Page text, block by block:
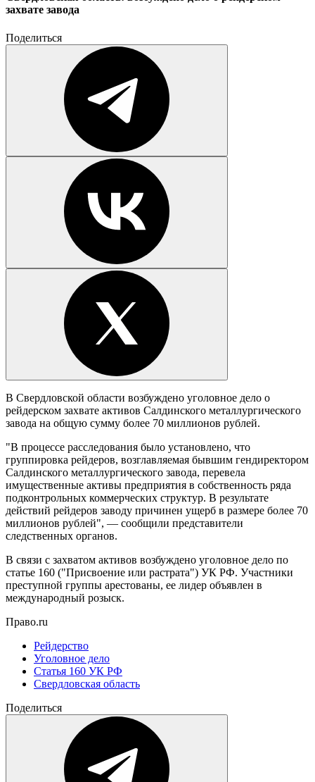
захвате завода
Поделиться
В Свердловской области возбуждено уголовное дело о
рейдерском захвате активов Салдинского металлургического
завода на общую сумму более 70 миллионов рублей.
"В процессе расследования было установлено, что
группировка рейдеров, возглавляемая бывшим гендиректором
Салдинского металлургического завода, перевела
имущественные активы предприятия в собственность ряда
подконтрольных коммерческих структур. В результате
действий рейдеров заводу причинен ущерб в размере более 70
миллионов рублей", — сообщили представители
следственных органов.
В связи с захватом активов возбуждено уголовное дело по
статье 160 ("Присвоение или растрата") УК РФ. Участники
преступной группы арестованы, ее лидер объявлен в
международный розыск.
Право.ru
Рейдерство
Уголовное дело
Статья 160 УК РФ
Свердловская область
Поделиться